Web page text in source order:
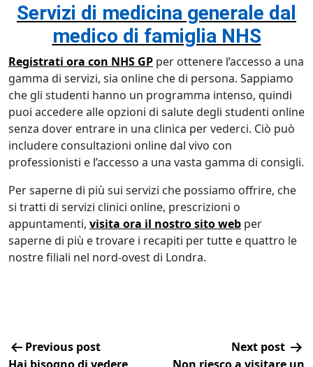
Servizi di medicina generale dal
medico di famiglia NHS
Registrati ora con NHS GP per ottenere l’accesso a una
gamma di servizi, sia online che di persona. Sappiamo
che gli studenti hanno un programma intenso, quindi
puoi accedere alle opzioni di salute degli studenti online
senza dover entrare in una clinica per vederci. Ciò può
includere consultazioni online dal vivo con
professionisti e l’accesso a una vasta gamma di consigli.
Per saperne di più sui servizi che possiamo offrire, che
si tratti di servizi clinici online, prescrizioni o
appuntamenti, visita ora il nostro sito web per
saperne di più e trovare i recapiti per tutte e quattro le
nostre filiali nel nord-ovest di Londra.
Previous post
Next post